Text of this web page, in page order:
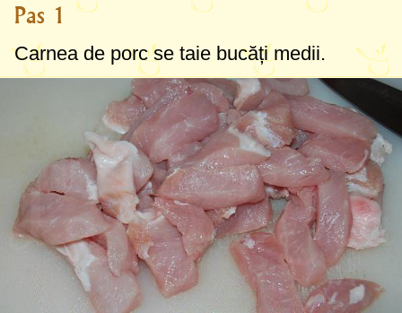
Pas 1
Carnea de porc se taie bucăți medii.